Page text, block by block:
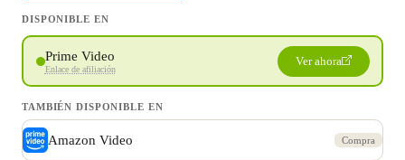
DISPONIBLE EN
Prime Video
Enlace de afiliación
Ver ahora
TAMBIÉN DISPONIBLE EN
Amazon Video Compra